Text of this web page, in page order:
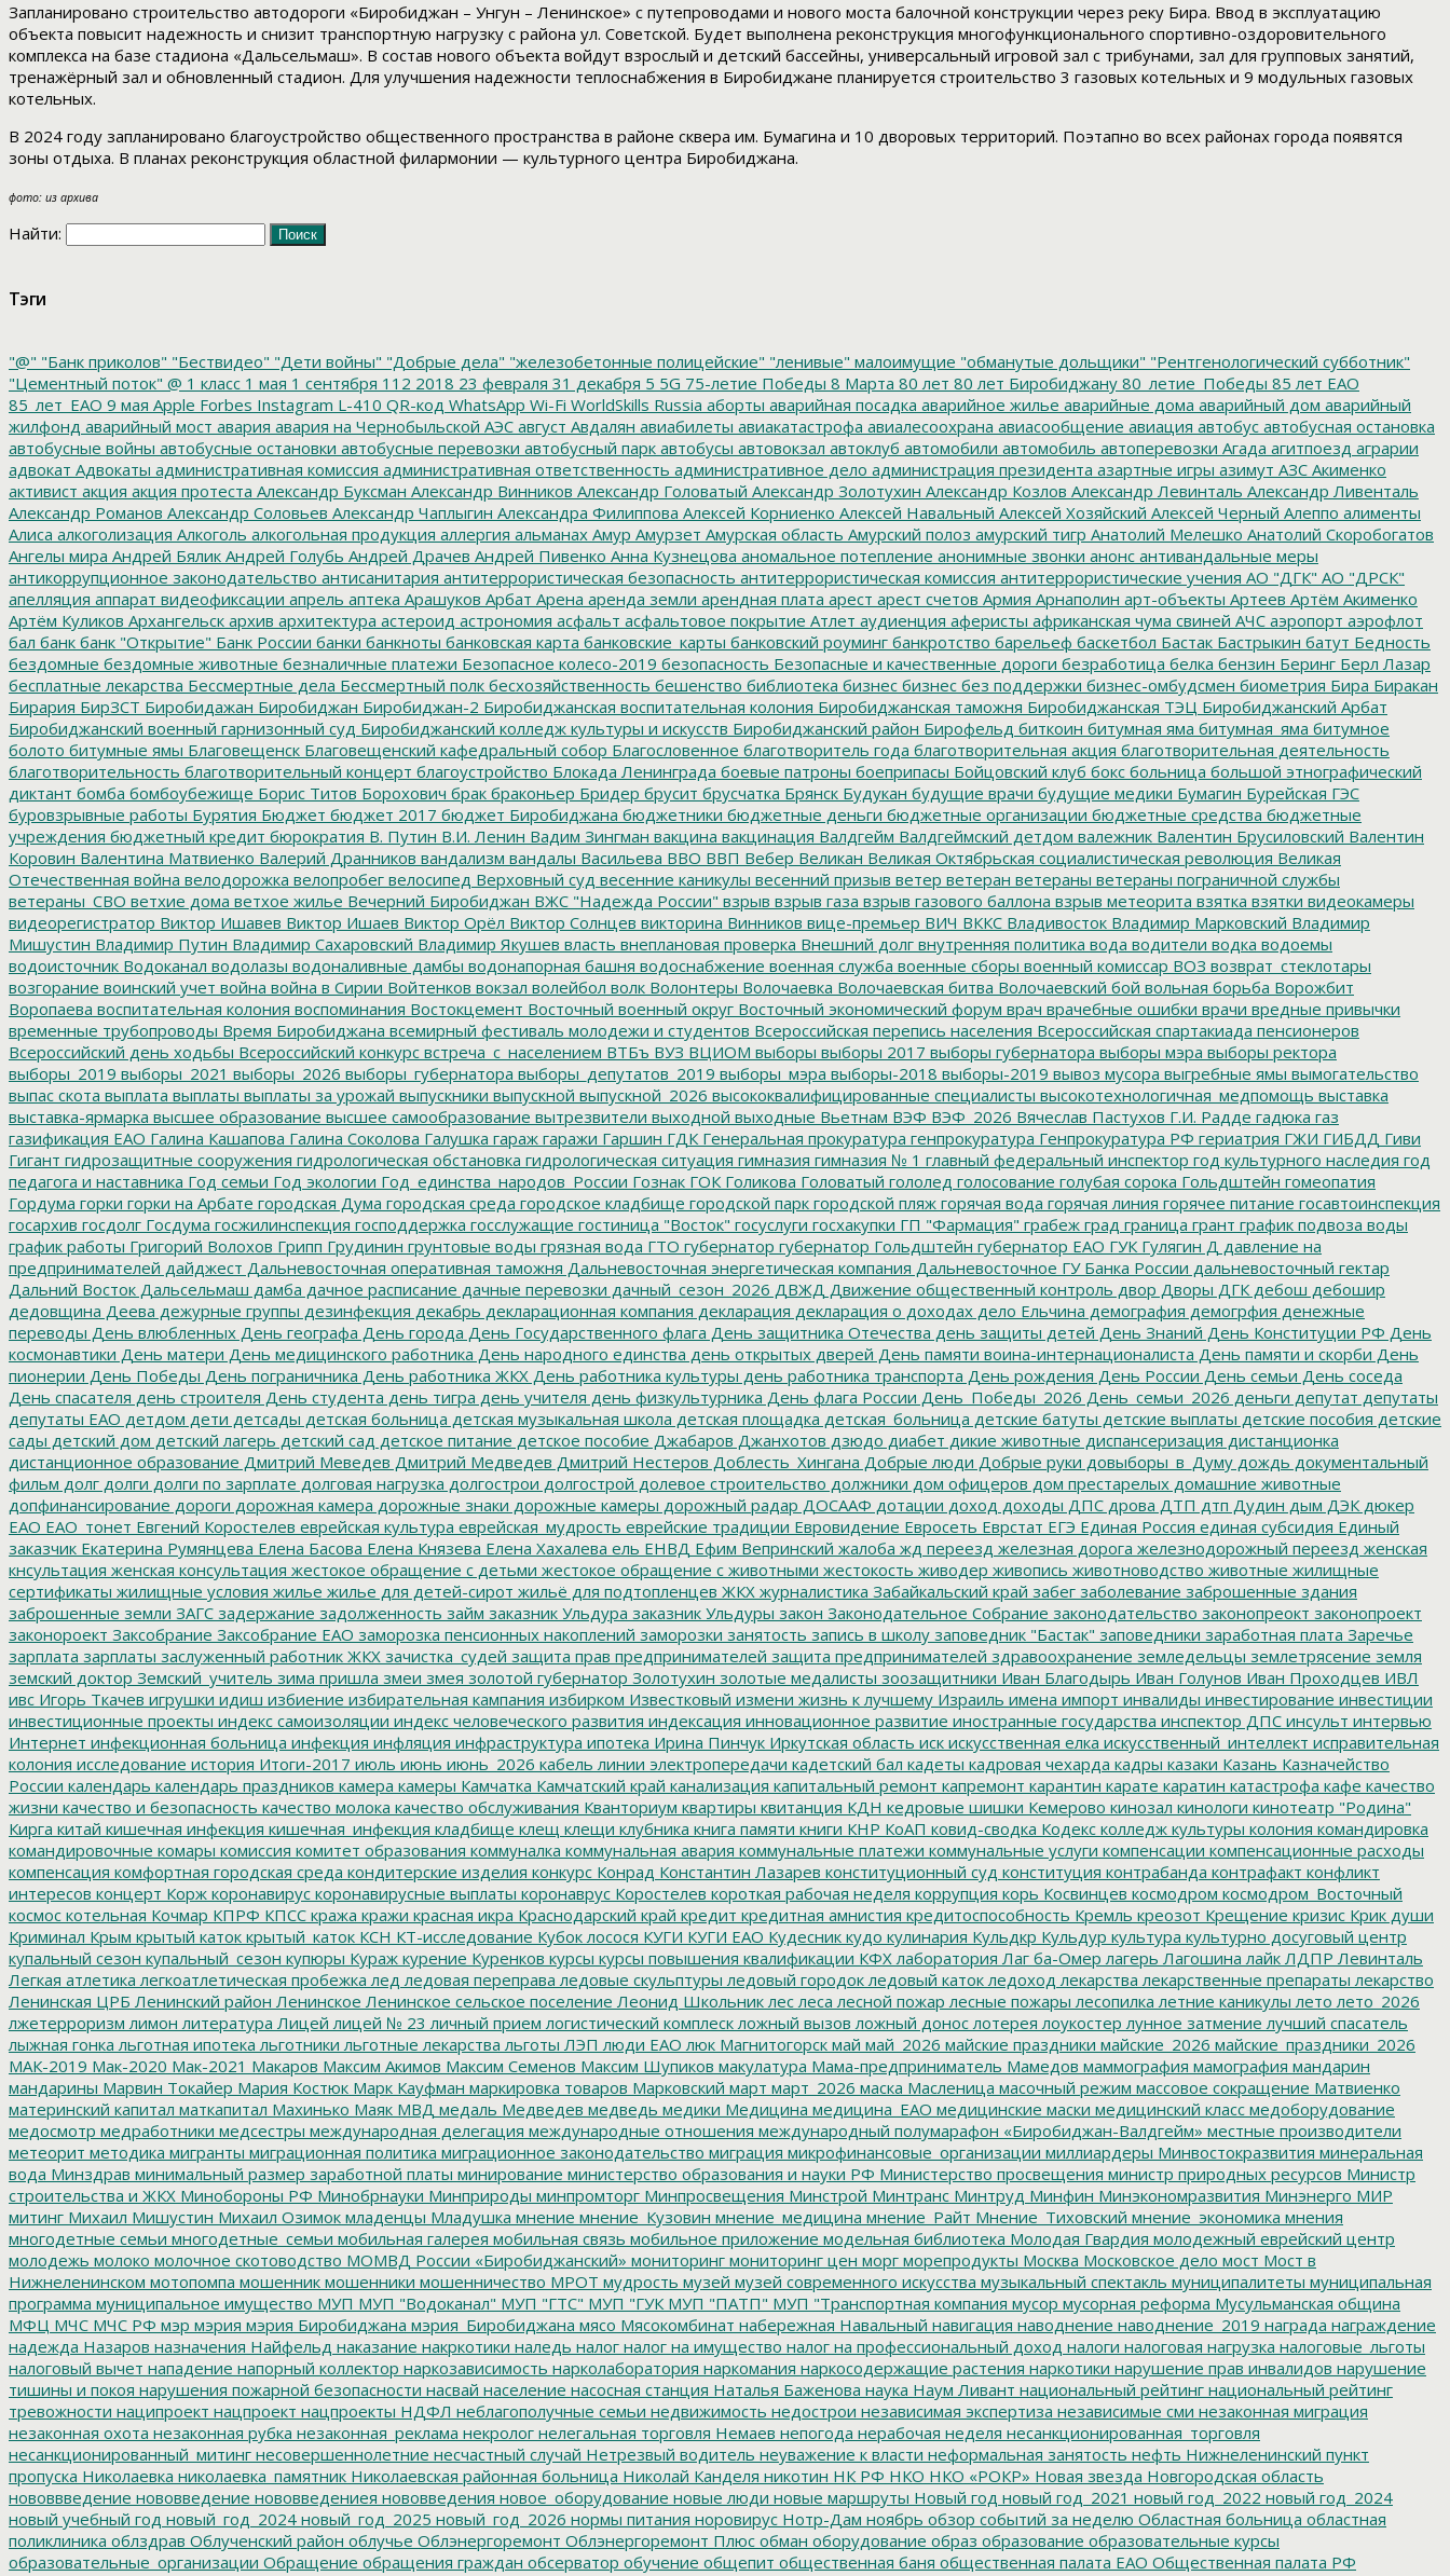
Запланировано строительство автодороги «Биробиджан – Унгун – Ленинское» с путепроводами и нового моста балочной конструкции через реку Бира. Ввод в эксплуатацию
объекта повысит надежность и снизит транспортную нагрузку с района ул. Советской. Будет выполнена реконструкция многофункционального спортивно-оздоровительного
комплекса на базе стадиона «Дальсельмаш». В состав нового объекта войдут взрослый и детский бассейны, универсальный игровой зал с трибунами, зал для групповых занятий,
тренажёрный зал и обновленный стадион. Для улучшения надежности теплоснабжения в Биробиджане планируется строительство 3 газовых котельных и 9 модульных газовых
котельных.
В 2024 году запланировано благоустройство общественного пространства в районе сквера им. Бумагина и 10 дворовых территорий. Поэтапно во всех районах города появятся
зоны отдыха. В планах реконструкция областной филармонии — культурного центра Биробиджана.
фото: из архива
Найти:
Тэги
"@" "Банк приколов" "Бествидео" "Дети войны" "Добрые дела" "железобетонные полицейские" "ленивые" малоимущие "обманутые дольщики" "Рентгенологический субботник"
"Цементный поток" @ 1 класс 1 мая 1 сентября 112 2018 23 февраля 31 декабря 5 5G 75-летие Победы 8 Марта 80 лет 80 лет Биробиджану 80_летие_Победы 85 лет ЕАО
85_лет_ЕАО 9 мая Apple Forbes Instagram L-410 QR-код WhatsApp Wi-Fi WorldSkills Russia аборты аварийная посадка аварийное жилье аварийные дома аварийный дом аварийный
жилфонд аварийный мост авария авария на Чернобыльской АЭС август Авдалян авиабилеты авиакатастрофа авиалесоохрана авиасообщение авиация автобус автобусная остановка
автобусные войны автобусные остановки автобусные перевозки автобусный парк автобусы автовокзал автоклуб автомобили автомобиль автоперевозки Агада агитпоезд аграрии
адвокат Адвокаты административная комиссия административная ответственность административное дело администрация президента азартные игры азимут АЗС Акименко
активист акция акция протеста Александр Буксман Александр Винников Александр Головатый Александр Золотухин Александр Козлов Александр Левинталь Александр Ливенталь
Александр Романов Александр Соловьев Александр Чаплыгин Александра Филиппова Алексей Корниенко Алексей Навальный Алексей Хозяйский Алексей Черный Алеппо алименты
Алиса алкоголизация Алкоголь алкогольная продукция аллергия альманах Амур Амурзет Амурская область Амурский полоз амурский тигр Анатолий Мелешко Анатолий Скоробогатов
Ангелы мира Андрей Бялик Андрей Голубь Андрей Драчев Андрей Пивенко Анна Кузнецова аномальное потепление анонимные звонки анонс антивандальные меры
антикоррупционное законодательство антисанитария антитеррористическая безопасность антитеррористическая комиссия антитеррористические учения АО "ДГК" АО "ДРСК"
апелляция аппарат видеофиксации апрель аптека Арашуков Арбат Арена аренда земли арендная плата арест арест счетов Армия Арнаполин арт-объекты Артеев Артём Акименко
Артём Куликов Архангельск архив архитектура астероид астрономия асфальт асфальтовое покрытие Атлет аудиенция аферисты африканская чума свиней АЧС аэропорт аэрофлот
бал банк банк "Открытие" Банк России банки банкноты банковская карта банковские_карты банковский роуминг банкротство барельеф баскетбол Бастак Бастрыкин батут Бедность
бездомные бездомные животные безналичные платежи Безопасное колесо-2019 безопасность Безопасные и качественные дороги безработица белка бензин Беринг Берл Лазар
бесплатные лекарства Бессмертные дела Бессмертный полк бесхозяйственность бешенство библиотека бизнес бизнес без поддержки бизнес-омбудсмен биометрия Бира Биракан
Бирария БирЗСТ Биробидажан Биробиджан Биробиджан-2 Биробиджанская воспитательная колония Биробиджанская таможня Биробиджанская ТЭЦ Биробиджанский Арбат
Биробиджанский военный гарнизонный суд Биробиджанский колледж культуры и искусств Биробиджанский район Бирофельд биткоин битумная яма битумная_яма битумное
болото битумные ямы Благовещенск Благовещенский кафедральный собор Благословенное благотворитель года благотворительная акция благотворительная деятельность
благотворительность благотворительный концерт благоустройство Блокада Ленинграда боевые патроны боеприпасы Бойцовский клуб бокс больница большой этнографический
диктант бомба бомбоубежище Борис Титов Борохович брак браконьер Бридер брусит брусчатка Брянск Будукан будущие врачи будущие медики Бумагин Бурейская ГЭС
буровзрывные работы Бурятия Бюджет бюджет 2017 бюджет Биробиджана бюджетники бюджетные деньги бюджетные организации бюджетные средства бюджетные
учреждения бюджетный кредит бюрократия В. Путин В.И. Ленин Вадим Зингман вакцина вакцинация Валдгейм Валдгеймский детдом валежник Валентин Брусиловский Валентин
Коровин Валентина Матвиенко Валерий Дранников вандализм вандалы Васильева ВВО ВВП Вебер Великан Великая Октябрьская социалистическая революция Великая
Отечественная война велодорожка велопробег велосипед Верховный суд весенние каникулы весенний призыв ветер ветеран ветераны ветераны пограничной службы
ветераны_СВО ветхие дома ветхое жилье Вечерний Биробиджан ВЖС "Надежда России" взрыв взрыв газа взрыв газового баллона взрыв метеорита взятка взятки видеокамеры
видеорегистратор Виктор Ишавев Виктор Ишаев Виктор Орёл Виктор Солнцев викторина Винников вице-премьер ВИЧ ВККС Владивосток Владимир Марковский Владимир
Мишустин Владимир Путин Владимир Сахаровский Владимир Якушев власть внеплановая проверка Внешний долг внутренняя политика вода водители водка водоемы
водоисточник Водоканал водолазы водоналивные дамбы водонапорная башня водоснабжение военная служба военные сборы военный комиссар ВОЗ возврат_стеклотары
возгорание воинский учет война война в Сирии Войтенков вокзал волейбол волк Волонтеры Волочаевка Волочаевская битва Волочаевский бой вольная борьба Ворожбит
Воропаева воспитательная колония воспоминания Востокцемент Восточный военный округ Восточный экономический форум врач врачебные ошибки врачи вредные привычки
временные трубопроводы Время Биробиджана всемирный фестиваль молодежи и студентов Всероссийская перепись населения Всероссийская спартакиада пенсионеров
Всероссийский день ходьбы Всероссийский конкурс встреча_с_населением ВТБъ ВУЗ ВЦИОМ выборы выборы 2017 выборы губернатора выборы мэра выборы ректора
выборы_2019 выборы_2021 выборы_2026 выборы_губернатора выборы_депутатов_2019 выборы_мэра выборы-2018 выборы-2019 вывоз мусора выгребные ямы вымогательство
выпас скота выплата выплаты выплаты за урожай выпускники выпускной выпускной_2026 высококвалифицированные специалисты высокотехнологичная_медпомощь выставка
выставка-ярмарка высшее образование высшее самообразование вытрезвители выходной выходные Вьетнам ВЭФ ВЭФ_2026 Вячеслав Пастухов Г.И. Радде гадюка газ
газификация ЕАО Галина Кашапова Галина Соколова Галушка гараж гаражи Гаршин ГДК Генеральная прокуратура генпрокуратура Генпрокуратура РФ гериатрия ГЖИ ГИБДД Гиви
Гигант гидрозащитные сооружения гидрологическая обстановка гидрологическая ситуация гимназия гимназия № 1 главный федеральный инспектор год культурного наследия год
педагога и наставника Год семьи Год экологии Год_единства_народов_России Гознак ГОК Голикова Головатый гололед голосование голубая сорока Гольдштейн гомеопатия
Гордума горки горки на Арбате городская Дума городская среда городское кладбище городской парк городской пляж горячая вода горячая линия горячее питание госавтоинспекция
госархив госдолг Госдума госжилинспекция господдержка госслужащие гостиница "Восток" госуслуги госхакупки ГП "Фармация" грабеж град граница грант график подвоза воды
график работы Григорий Волохов Грипп Грудинин грунтовые воды грязная вода ГТО губернатор губернатор Гольдштейн губернатор ЕАО ГУК Гулягин Д давление на
предпринимателей дайджест Дальневосточная оперативная таможня Дальневосточная энергетическая компания Дальневосточное ГУ Банка России дальневосточный гектар
Дальний Восток Дальсельмаш дамба дачное расписание дачные перевозки дачный_сезон_2026 ДВЖД Движение общественный контроль двор Дворы ДГК дебош дебошир
дедовщина Деева дежурные группы дезинфекция декабрь декларационная компания декларация декларация о доходах дело Ельчина демография демогрфия денежные
переводы День влюбленных День географа День города День Государственного флага День защитника Отечества день защиты детей День Знаний День Конституции РФ День
космонавтики День матери День медицинского работника День народного единства день открытых дверей День памяти воина-интернационалиста День памяти и скорби День
пионерии День Победы День пограничника День работника ЖКХ День работника культуры день работника транспорта День рождения День России День семьи День соседа
День спасателя день строителя День студента день тигра день учителя день физкультурника День флага России День_Победы_2026 День_семьи_2026 деньги депутат депутаты
депутаты ЕАО детдом дети детсады детская больница детская музыкальная школа детская площадка детская_больница детские батуты детские выплаты детские пособия детские
сады детский дом детский лагерь детский сад детское питание детское пособие Джабаров Джанхотов дзюдо диабет дикие животные диспансеризация дистанционка
дистанционное образование Дмитрий Меведев Дмитрий Медведев Дмитрий Нестеров Доблесть_Хингана Добрые люди Добрые руки довыборы_в_Думу дождь документальный
фильм долг долги долги по зарплате долговая нагрузка долгострои долгострой долевое строительство должники дом офицеров дом престарелых домашние животные
допфинансирование дороги дорожная камера дорожные знаки дорожные камеры дорожный радар ДОСААФ дотации доход доходы ДПС дрова ДТП дтп Дудин дым ДЭК дюкер
ЕАО ЕАО_тонет Евгений Коростелев еврейская культура еврейская_мудрость еврейские традиции Евровидение Евросеть Еврстат ЕГЭ Единая Россия единая субсидия Единый
заказчик Екатерина Румянцева Елена Басова Елена Князева Елена Хахалева ель ЕНВД Ефим Вепринский жалоба жд переезд железная дорога железнодорожный переезд женская
кнсультация женская консультация жестокое обращение с детьми жестокое обращение с животными жестокость живодер живопись животноводство животные жилищные
сертификаты жилищные условия жилье жилье для детей-сирот жильё для подтопленцев ЖКХ журналистика Забайкальский край забег заболевание заброшенные здания
заброшенные земли ЗАГС задержание задолженность займ заказник Ульдура заказник Ульдуры закон Законодательное Собрание законодательство законопреокт законопроект
законороект Заксобрание Заксобрание ЕАО заморозка пенсионных накоплений заморозки занятость запись в школу заповедник "Бастак" заповедники заработная плата Заречье
зарплата зарплаты заслуженный работник ЖКХ зачистка_судей защита прав предпринимателей защита предпринимателей здравоохранение земледельцы землетрясение земля
земский доктор Земский_учитель зима пришла змеи змея золотой губернатор Золотухин золотые медалисты зоозащитники Иван Благодырь Иван Голунов Иван Проходцев ИВЛ
ивс Игорь Ткачев игрушки идиш избиение избирательная кампания избирком Известковый измени жизнь к лучшему Израиль имена импорт инвалиды инвестирование инвестиции
инвестиционные проекты индекс самоизоляции индекс человеческого развития индексация инновационное развитие иностранные государства инспектор ДПС инсульт интервью
Интернет инфекционная больница инфекция инфляция инфраструктура ипотека Ирина Пинчук Иркутская область иск искусственная елка искусственный_интеллект исправительная
колония исследование история Итоги-2017 июль июнь июнь_2026 кабель линии электропередачи кадетский бал кадеты кадровая чехарда кадры казаки Казань Казначейство
России календарь календарь праздников камера камеры Камчатка Камчатский край канализация капитальный ремонт капремонт карантин карате каратин катастрофа кафе качество
жизни качество и безопасность качество молока качество обслуживания Кванториум квартиры квитанция КДН кедровые шишки Кемерово кинозал кинологи кинотеатр "Родина"
Кирга китай кишечная инфекция кишечная_инфекция кладбище клещ клещи клубника книга памяти книги КНР КоАП ковид-сводка Кодекс колледж культуры колония командировка
командировочные комары комиссия комитет образования коммуналка коммунальная авария коммунальные платежи коммунальные услуги компенсации компенсационные расходы
компенсация комфортная городская среда кондитерские изделия конкурс Конрад Константин Лазарев конституционный суд конституция контрабанда контрафакт конфликт
интересов концерт Корж коронавирус коронавирусные выплаты коронаврус Коростелев короткая рабочая неделя коррупция корь Косвинцев космодром космодром_Восточный
космос котельная Кочмар КПРФ КПСС кража кражи красная икра Краснодарский край кредит кредитная амнистия кредитоспособность Кремль креозот Крещение кризис Крик души
Криминал Крым крытый каток крытый_каток КСН КТ-исследование Кубок лосося КУГИ КУГИ ЕАО Кудесник кудо кулинария Кульдкр Кульдур культура культурно досуговый центр
купальный сезон купальный_сезон купюры Кураж курение Куренков курсы курсы повышения квалификации КФХ лаборатория Лаг ба-Омер лагерь Лагошина лайк ЛДПР Левинталь
Легкая атлетика легкоатлетическая пробежка лед ледовая переправа ледовые скульптуры ледовый городок ледовый каток ледоход лекарства лекарственные препараты лекарство
Ленинская ЦРБ Ленинский район Ленинское Ленинское сельское поселение Леонид Школьник лес леса лесной пожар лесные пожары лесопилка летние каникулы лето лето_2026
лжетерроризм лимон литература Лицей лицей № 23 личный прием логистический комплеск ложный вызов ложный донос лотерея лоукостер лунное затмение лучший спасатель
лыжная гонка льготная ипотека льготники льготные лекарства льготы ЛЭП люди ЕАО люк Магнитогорск май май_2026 майские праздники майские_2026 майские_праздники_2026
МАК-2019 Мак-2020 Мак-2021 Макаров Максим Акимов Максим Семенов Максим Шупиков макулатура Мама-предприниматель Мамедов маммография мамография мандарин
мандарины Марвин Токайер Мария Костюк Марк Кауфман маркировка товаров Марковский март март_2026 маска Масленица масочный режим массовое сокращение Матвиенко
материнский капитал маткапитал Махинько Маяк МВД медаль Медведев медведь медики Медицина медицина_ЕАО медицинские маски медицинский класс медоборудование
медосмотр медработники медсестры международная делегация международные отношения международный полумарафон «Биробиджан-Валдгейм» местные производители
метеорит методика мигранты миграционная политика миграционное законодательство миграция микрофинансовые_организации миллиардеры Минвостокразвития минеральная
вода Минздрав минимальный размер заработной платы минирование министерство образования и науки РФ Министерство просвещения министр природных ресурсов Министр
строительства и ЖКХ Минобороны РФ Минобрнауки Минприроды минпромторг Минпросвещения Минстрой Минтранс Минтруд Минфин Минэкономразвития Минэнерго МИР
митинг Михаил Мишустин Михаил Озимок младенцы Младушка мнение мнение_Кузовин мнение_медицина мнение_Райт Мнение_Тиховский мнение_экономика мнения
многодетные семьи многодетные_семьи мобильная галерея мобильная связь мобильное приложение модельная библиотека Молодая Гвардия молодежный еврейский центр
молодежь молоко молочное скотоводство МОМВД России «Биробиджанский» мониторинг мониторинг цен морг морепродукты Москва Московское дело мост Мост в
Нижнеленинском мотопомпа мошенник мошенники мошенничество МРОТ мудрость музей музей современного искусства музыкальный спектакль муниципалитеты муниципальная
программа муниципальное имущество МУП МУП "Водоканал" МУП "ГТС" МУП "ГУК МУП "ПАТП" МУП "Транспортная компания мусор мусорная реформа Мусульманская община
МФЦ МЧС МЧС РФ мэр мэрия мэрия Биробиджана мэрия_Биробиджана мясо Мясокомбинат набережная Навальный навигация наводнение наводнение_2019 награда награждение
надежда Назаров назначения Найфельд наказание накркотики наледь налог налог на имущество налог на профессиональный доход налоги налоговая нагрузка налоговые_льготы
налоговый вычет нападение напорный коллектор наркозависимость нарколаборатория наркомания наркосодержащие растения наркотики нарушение прав инвалидов нарушение
тишины и покоя нарушения пожарной безопасности насвай население насосная станция Наталья Баженова наука Наум Ливант национальный рейтинг национальный рейтинг
тревожности наципроект нацпроект нацпроекты НДФЛ неблагополучные семьи недвижимость недострои независимая экспертиза независимые сми незаконная миграция
незаконная охота незаконная рубка незаконная_реклама некролог нелегальная торговля Немаев непогода нерабочая неделя несанкционированная_торговля
несанкционированный_митинг несовершеннолетние несчастный случай Нетрезвый водитель неуважение к власти неформальная занятость нефть Нижнеленинский пункт
пропуска Николаевка николаевка_памятник Николаевская районная больница Николай Канделя никотин НК РФ НКО НКО «РОКР» Новая звезда Новгородская область
нововвведение нововведение нововведениея нововведения новое_оборудование новые люди новые маршруты Новый год новый год_2021 новый год_2022 новый год_2024
новый учебный год новый_год_2024 новый_год_2025 новый_год_2026 нормы питания норовирус Нотр-Дам ноябрь обзор событий за неделю Областная больница областная
поликлиника облздрав Облученский район облучье Облэнергоремонт Облэнергоремонт Плюс обман оборудование образ образование образовательные курсы
образовательные_организации Обращение обращения граждан обсерватор обучение общепит общественная баня общественная палата ЕАО Общественная палата РФ